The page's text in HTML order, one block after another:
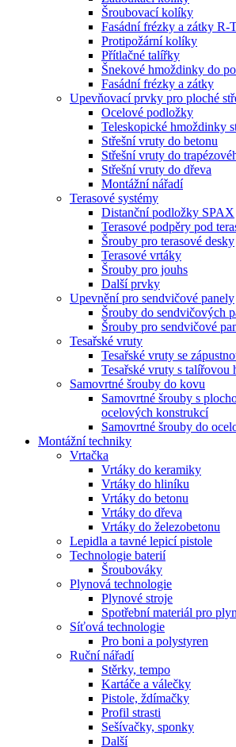
Šroubovací kolíky
Fasádní frézky a zátky R-
Protipožární kolíky
Přítlačné talířky
Šnekové hmoždinky do
Fasádní frézky a zátky
Upevňovací prvky pro ploché
Ocelové podložky
Teleskopické hmoždinky
Střešní vruty do betonu
Střešní vruty do
Střešní vruty do dřeva
Montážní nářadí
Terasové systémy
Distanční podložky SPAX
Terasové podpěry pod
Šrouby pro terasové desky
Terasové vrtáky
Šrouby pro jouhs
Další prvky
Upevnění pro sendvičové panely
Šrouby do sendvičových
Šrouby pro sendvičové
Tesařské vruty
Tesařské vruty se
Tesařské vruty s talířovou
Samovrtné šrouby do kovu
Samovrtné šrouby s
ocelových konstrukcí
Samovrtné šrouby do
Montážní techniky
Vrtačka
Vrtáky do keramiky
Vrtáky do hliníku
Vrtáky do betonu
Vrtáky do dřeva
Vrtáky do železobetonu
Lepidla a tavné lepicí pistole
Technologie baterií
Šroubováky
Plynová technologie
Plynové stroje
Spotřební materiál pro
Síťová technologie
Pro boni a polystyren
Ruční nářadí
Stěrky, tempo
Kartáče a válečky
Pistole, ždímačky
Profil strasti
Sešívačky, sponky
Další